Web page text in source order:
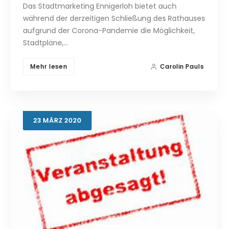
Das Stadtmarketing Ennigerloh bietet auch
während der derzeitigen Schließung des Rathauses
aufgrund der Corona-Pandemie die Möglichkeit,
Stadtpläne,…
Mehr lesen Carolin Pauls
23 MÄRZ 2020